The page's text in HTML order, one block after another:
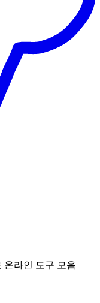
온라인 도구 모음